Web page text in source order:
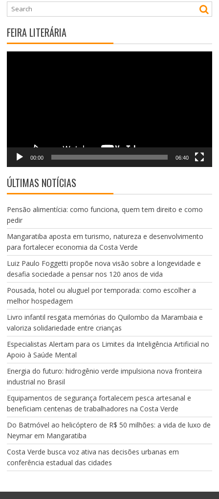
FEIRA LITERÁRIA
00:00 06:40
ÚLTIMAS NOTÍCIAS
Pensão alimentícia: como funciona, quem tem direito e como
pedir
Mangaratiba aposta em turismo, natureza e desenvolvimento
para fortalecer economia da Costa Verde
Luiz Paulo Foggetti propõe nova visão sobre a longevidade e
desafia sociedade a pensar nos 120 anos de vida
Pousada, hotel ou aluguel por temporada: como escolher a
melhor hospedagem
Livro infantil resgata memórias do Quilombo da Marambaia e
valoriza solidariedade entre crianças
Especialistas Alertam para os Limites da Inteligência Artificial no
Apoio à Saúde Mental
Energia do futuro: hidrogênio verde impulsiona nova fronteira
industrial no Brasil
Equipamentos de segurança fortalecem pesca artesanal e
beneficiam centenas de trabalhadores na Costa Verde
Do Batmóvel ao helicóptero de R$ 50 milhões: a vida de luxo de
Neymar em Mangaratiba
Costa Verde busca voz ativa nas decisões urbanas em
conferência estadual das cidades